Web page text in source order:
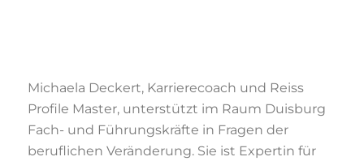
Michaela Deckert, Karrierecoach und Reiss
Profile Master, unterstützt im Raum Duisburg
Fach- und Führungskräfte in Fragen der
beruflichen Veränderung. Sie ist Expertin für